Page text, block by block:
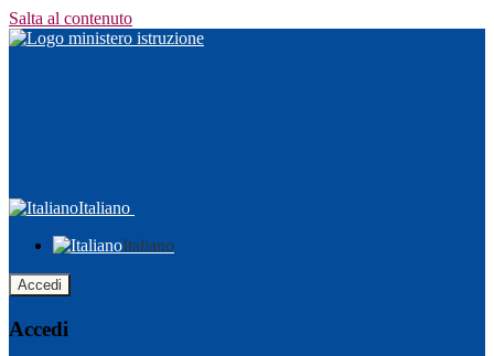
Salta al contenuto
Italiano
Italiano
Accedi
Accedi